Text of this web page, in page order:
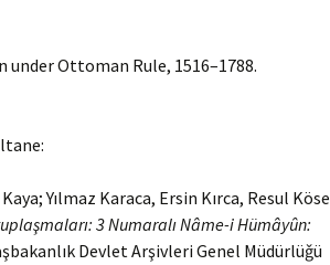
under Ottoman Rule, 1516–1788.
Yılmaz Karaca, Ersin Kırca, Resul Köse
3 Numaralı Nâme-i Hümâyûn:
Devlet Arşivleri Genel Müdürlüǧü